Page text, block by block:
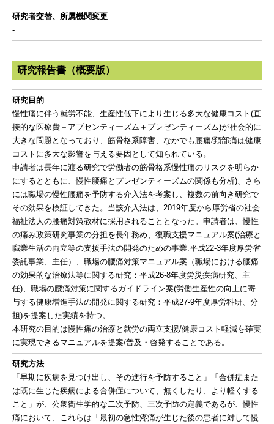
研究者交替、所属機関変更
-
研究報告書（概要版）
研究目的
慢性痛に伴う就労不能、生産性低下により生じる多大な健康コスト(直
接的な医療費＋アブセンティーズム＋プレゼンティーズム)が社会的に
大きな問題となっており、筋骨格系障害、なかでも腰痛/頚部痛は健康
コストに多大な影響を与える要因として知られている。
申請者は長年に渡る研究で労働者の筋骨格系慢性痛のリスクを明らか
にするとともに、慢性腰痛とプレゼンティーズムの関係も分析)、さら
には職場の慢性腰痛を予防する介入法を考案し、複数の前向き研究で
その効果を検証してきた。当該介入法は、2019年度から厚労省の社会
福祉法人の腰痛対策教材に採用されることとなった。申請者は、慢性
の痛み政策研究事業の分担を長年務め、復職支援マニュアル案(治療と
職業生活の両立等の支援手法の開発のための事業:平成22-3年度厚労省
委託事業、主任）、職場の腰痛対策マニュアル案（職場における腰痛
の効果的な治療法等に関する研究：平成26-8年度労災疾病研究、主
任)、職場の腰痛対策に関するガイドライン案(労働生産性の向上に寄
与する健康増進手法の開発に関する研究：平成27-9年度厚労科研、分
担)を提案した実績を持つ。
本研究の目的は慢性痛の治療と就労の両立支援/健康コスト軽減を確実
に実現できるマニュアルを提案/普及・啓発することである。
研究方法
「早期に疾病を見つけ出し、その進行を予防すること」「合併症また
は既に生じた疾病による合併症について、無くしたり、より軽くする
こと」が、公衆衛生学的な二次予防、三次予防の定義であるが、慢性
痛において、これらは「最初の急性疼痛が生じた後の患者に対して慢